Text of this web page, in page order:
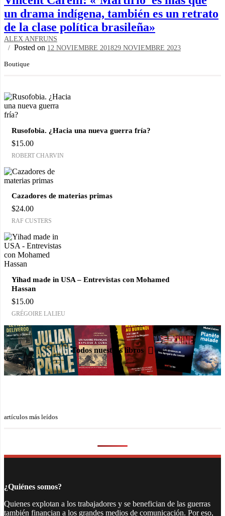
un drama indígena, también es un retrato
de la clase política brasileña»
ALEX ANFRUNS
Posted on 12 NOVIEMBRE 201829 NOVIEMBRE 2023
Boutique
Rusofobia. ¿Hacia una nueva guerra fría?
$15.00
ROBERT CHARVIN
Cazadores de materias primas
$24.00
RAF CUSTERS
Yihad made in USA – Entrevistas con Mohamed
Hassan
$15.00
GRÉGOIRE LALIEU
Todos nuestros libros
artículos más leídos
¿Quiénes somos?
Quienes explotan a los trabajadores y se benefician de las guerras
también financian a los grandes medios de comunicación. Por eso,